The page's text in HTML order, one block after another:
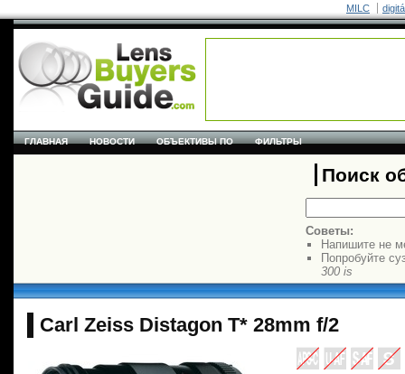
MILC
ГЛАВНАЯ НОВОСТИ ОБЪЕКТИВЫ ПО ФИЛЬТРЫ
Поиск
Советы:
Напишите не
Попробуйте
300 is
Carl Zeiss Distagon T* 28mm f/2